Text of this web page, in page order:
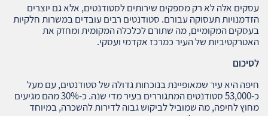
עסקים אלה לא רק מספקים שירותים לסטודנטים, אלא גם יוצרים
הזדמנויות תעסוקה עבורם. סטודנטים רבים עובדים במשרות חלקיות
בעסקים המקומיים, מה שתורם לכלכלה המקומית ומחזק את
האטרקטיביות של העיר כמרכז אקדמי ועסקי.
לסיכום
חיפה היא עיר שמאופיינת בנוכחות גדולה של סטודנטים, עם מעל
כ-53,000 סטודנטים המתגוררים בעיר מדי שנה. כ-30% מהם מגיעים
מחוץ לחיפה, מה שמוביל לביקוש גבוה לדירות להשכרה, במיוחד